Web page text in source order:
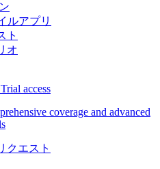
ルアプリ
ト
オ
Trial access
coverage and advanced
クエスト